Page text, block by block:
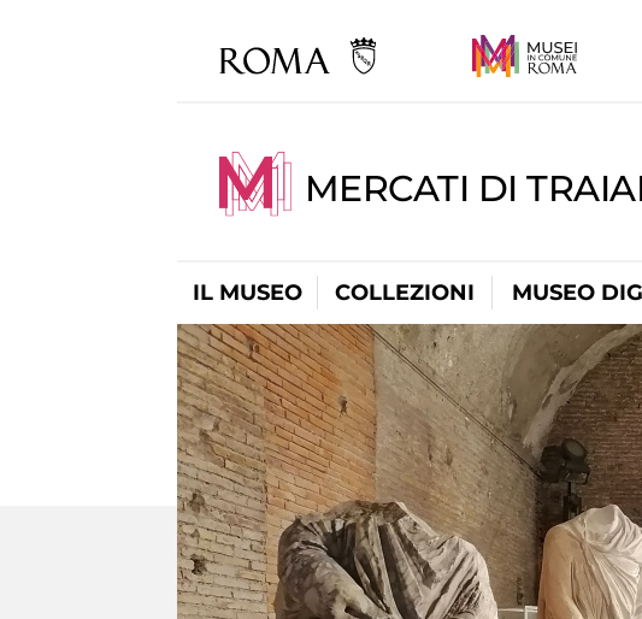
MERCATI DI
IL MUSEO COLLEZIONI MUSEO